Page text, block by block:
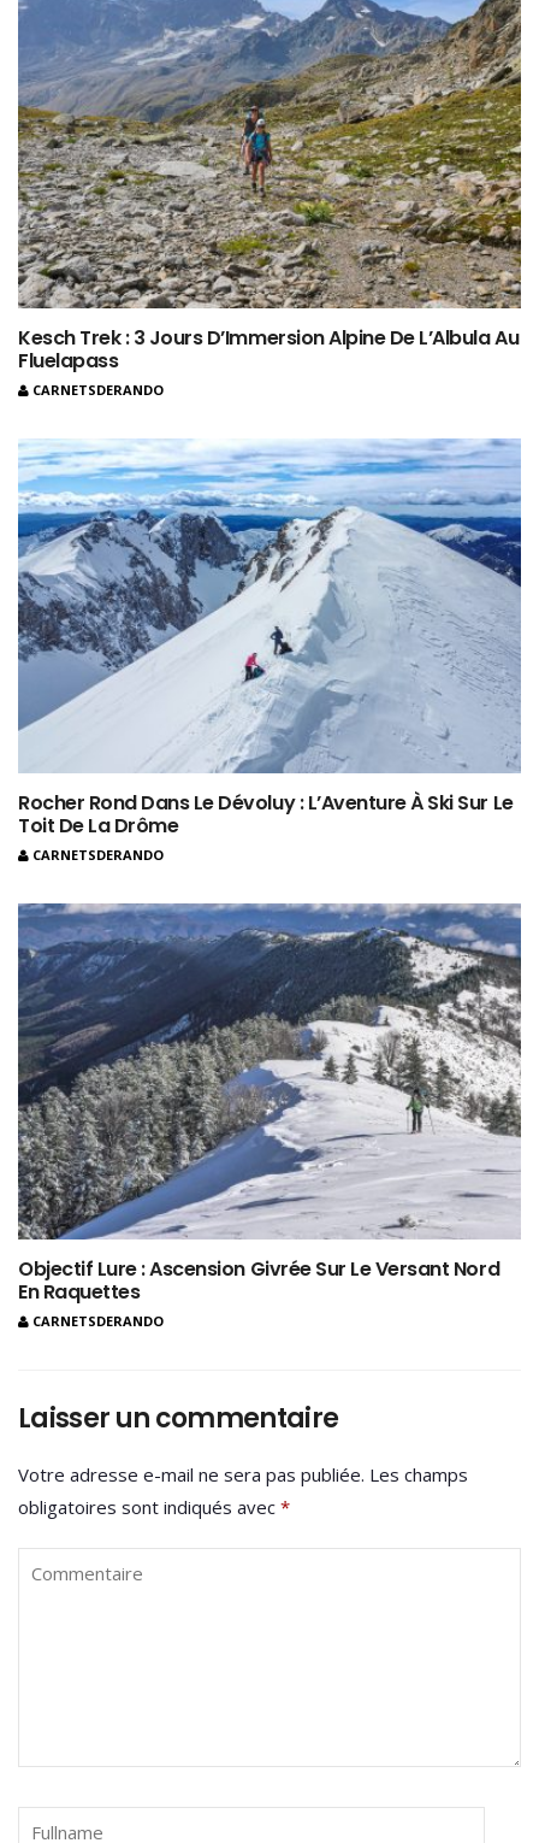
Kesch Trek : 3 Jours D’Immersion Alpine De L’Albula Au
Fluelapass
CARNETSDERANDO
Rocher Rond Dans Le Dévoluy : L’Aventure À Ski Sur Le
Toit De La Drôme
CARNETSDERANDO
Objectif Lure : Ascension Givrée Sur Le Versant Nord
En Raquettes
CARNETSDERANDO
Laisser un commentaire
Votre adresse e-mail ne sera pas publiée. Les champs
obligatoires sont indiqués avec *